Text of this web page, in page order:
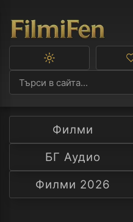
Превключване
тъмна
тема
Филми
БГ Аудио
Филми 2026